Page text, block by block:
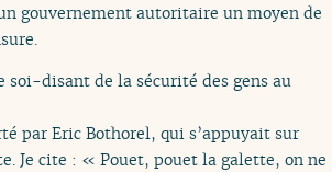
gouvernement autoritaire un moyen de
soi-disant de la sécurité des gens au
par Eric Bothorel, qui s’appuyait sur
Je cite : « Pouet, pouet la galette, on ne